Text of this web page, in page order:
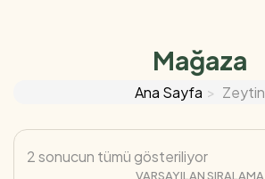
Mağaza
Ana Sayfa Zeytin
2 sonucun tümü gösteriliyor